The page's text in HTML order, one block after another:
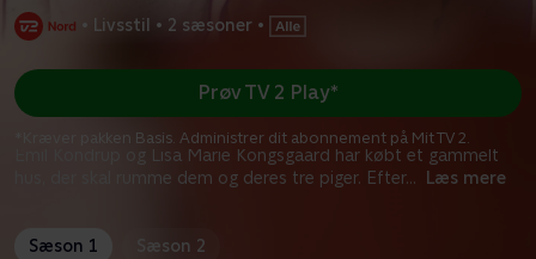
• Livsstil • 2 sæsoner •
Emil Kondrup og Lisa Marie Kongsgaard har købt et gammelt
hus, der skal rumme dem og deres tre piger. Efter... Læs mere
Prøv TV 2 Play*
*Kræver pakken Basis. Administrer dit abonnement på Mit TV 2.
Sæson 1 Sæson 2